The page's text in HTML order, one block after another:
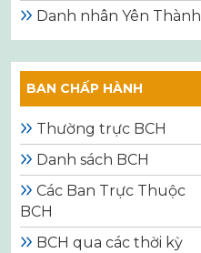
Danh nhân Yên Thành
BAN CHẤP HÀNH
Thường trực BCH
Danh sách BCH
Các Ban Trực Thuộc
BCH
BCH qua các thời kỳ